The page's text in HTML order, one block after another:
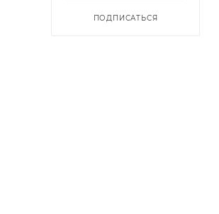
ПОДПИСАТЬСЯ